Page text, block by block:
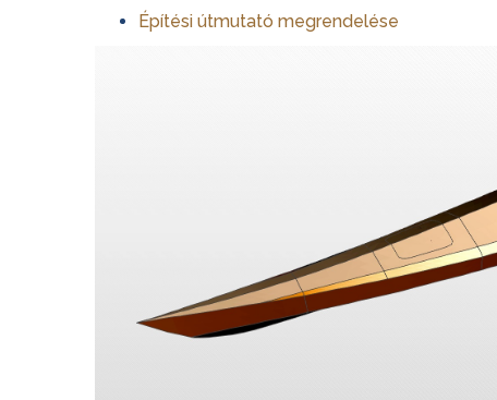
Építési útmutató megrendelése